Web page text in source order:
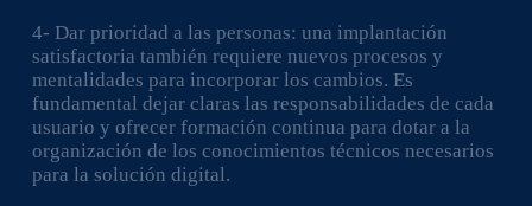
4- Dar prioridad a las personas: una implantación
satisfactoria también requiere nuevos procesos y
mentalidades para incorporar los cambios. Es
fundamental dejar claras las responsabilidades de cada
usuario y ofrecer formación continua para dotar a la
organización de los conocimientos técnicos necesarios
para la solución digital.